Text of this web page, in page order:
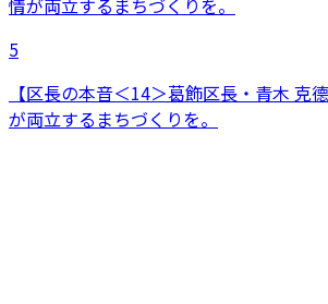
5
【区長の本音＜14＞葛飾区長・青木 克
が両立するまちづくりを。